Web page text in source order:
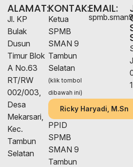
ALAMAT:
Jl. KP
Bulak
Dusun
Timur Blok
A No.63
RT/RW
002/003,
Desa
Mekarsari,
Kec.
Tambun
Selatan
KONTAK:
Ketua
SPMB
SMAN 9
Tambun
Selatan
(klik tombol
dibawah ini)
Ricky Haryadi, M.Sn
PPID
SPMB
SMAN 9
Tambun
EMAIL: